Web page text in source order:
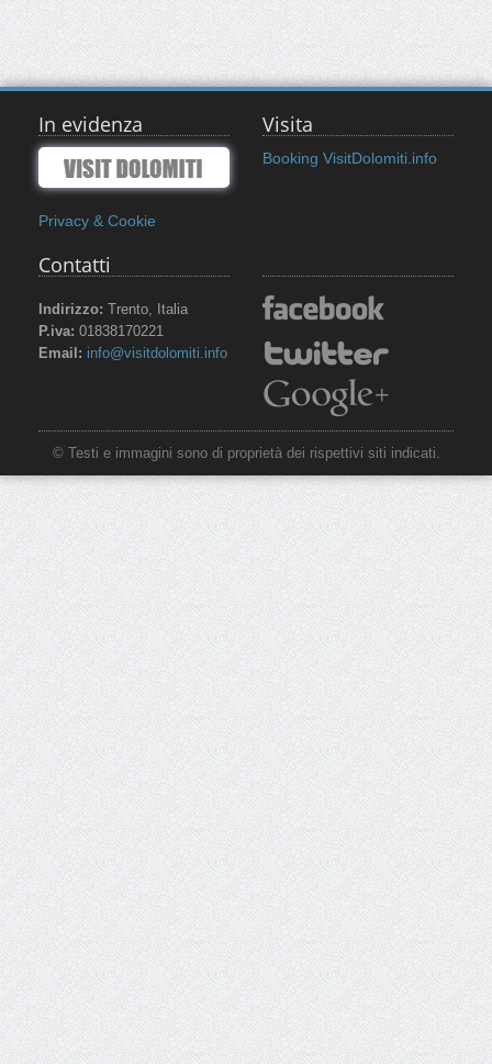
In evidenza
Privacy & Cookie
Visita
Booking VisitDolomiti.info
Contatti
Indirizzo: Trento, Italia
P.iva: 01838170221
Email: info@visitdolomiti.info
© Testi e immagini sono di proprietà dei rispettivi siti indicati.